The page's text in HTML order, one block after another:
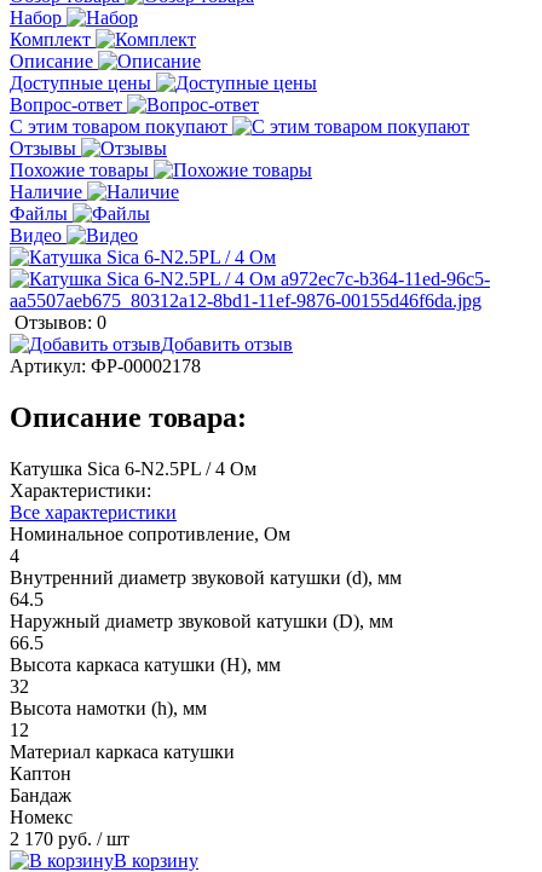
Набор
Комплект
Описание
Доступные цены
Вопрос-ответ
С этим товаром покупают
Отзывы
Похожие товары
Наличие
Файлы
Видео
Отзывов: 0
Добавить отзыв
Артикул: ФР-00002178
Описание товара:
Катушка Sica 6-N2.5PL / 4 Ом
Характеристики:
Все характеристики
Номинальное сопротивление, Ом
4
Внутренний диаметр звуковой катушки (d), мм
64.5
Наружный диаметр звуковой катушки (D), мм
66.5
Высота каркаса катушки (H), мм
32
Высота намотки (h), мм
12
Материал каркаса катушки
Каптон
Бандаж
Номекс
2 170 руб. / шт
В корзину